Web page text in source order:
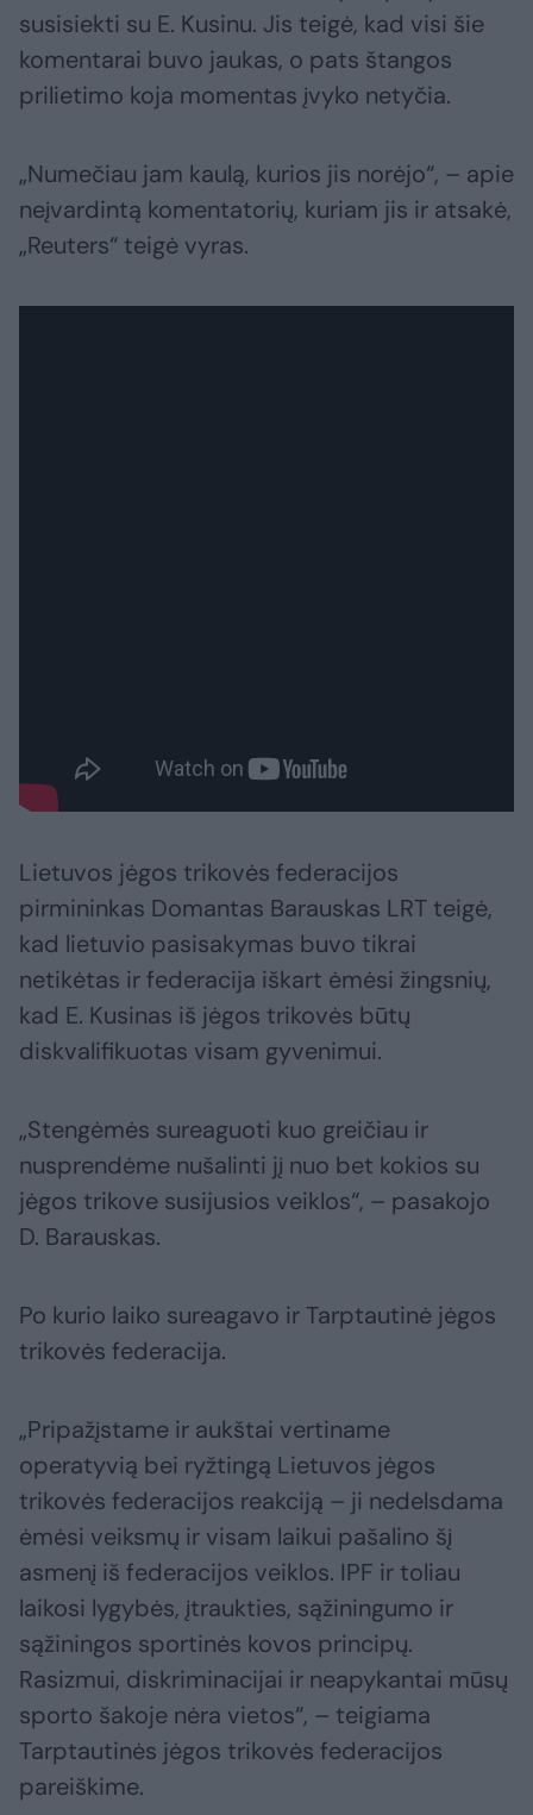
susisiekti su E. Kusinu. Jis teigė, kad visi šie
komentarai buvo jaukas, o pats štangos
prilietimo koja momentas įvyko netyčia.
„Numečiau jam kaulą, kurios jis norėjo“, – apie
neįvardintą komentatorių, kuriam jis ir atsakė,
„Reuters“ teigė vyras.
Lietuvos jėgos trikovės federacijos
pirmininkas Domantas Barauskas LRT teigė,
kad lietuvio pasisakymas buvo tikrai
netikėtas ir federacija iškart ėmėsi žingsnių,
kad E. Kusinas iš jėgos trikovės būtų
diskvalifikuotas visam gyvenimui.
„Stengėmės sureaguoti kuo greičiau ir
nusprendėme nušalinti jį nuo bet kokios su
jėgos trikove susijusios veiklos“, – pasakojo
D. Barauskas.
Po kurio laiko sureagavo ir Tarptautinė jėgos
trikovės federacija.
„Pripažįstame ir aukštai vertiname
operatyvią bei ryžtingą Lietuvos jėgos
trikovės federacijos reakciją – ji nedelsdama
ėmėsi veiksmų ir visam laikui pašalino šį
asmenį iš federacijos veiklos. IPF ir toliau
laikosi lygybės, įtraukties, sąžiningumo ir
sąžiningos sportinės kovos principų.
Rasizmui, diskriminacijai ir neapykantai mūsų
sporto šakoje nėra vietos“, – teigiama
Tarptautinės jėgos trikovės federacijos
pareiškime.